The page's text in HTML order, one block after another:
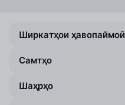
Ширкатҳои ҳавопаймоӣ
Самтҳо
Шаҳрҳо